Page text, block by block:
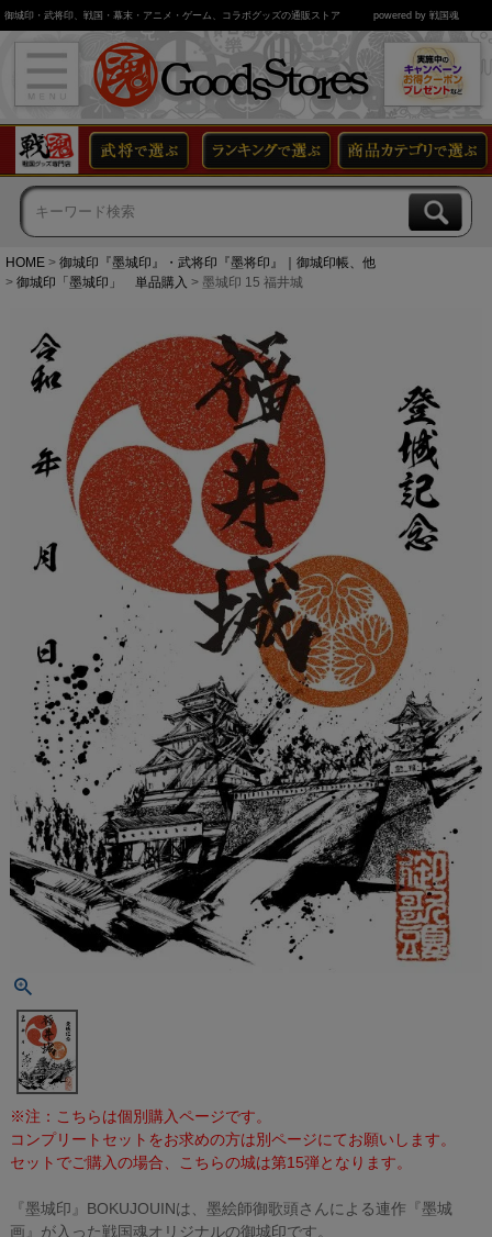
御城印・武将印、戦国・幕末・アニメ・ゲーム、コラボグッズの通販ストア powered by 戦国魂
HOME
御城印『墨城印』・武将印『墨将印』｜御城印帳、他
御城印「墨城印」 単品購入
墨城印 15 福井城
※注：こちらは個別購入ページです。
コンプリートセットをお求めの方は別ページにてお願いします。
セットでご購入の場合、こちらの城は第15弾となります。
『墨城印』BOKUJOUINは、墨絵師御歌頭さんによる連作『墨城
画』が入った戦国魂オリジナルの御城印です。